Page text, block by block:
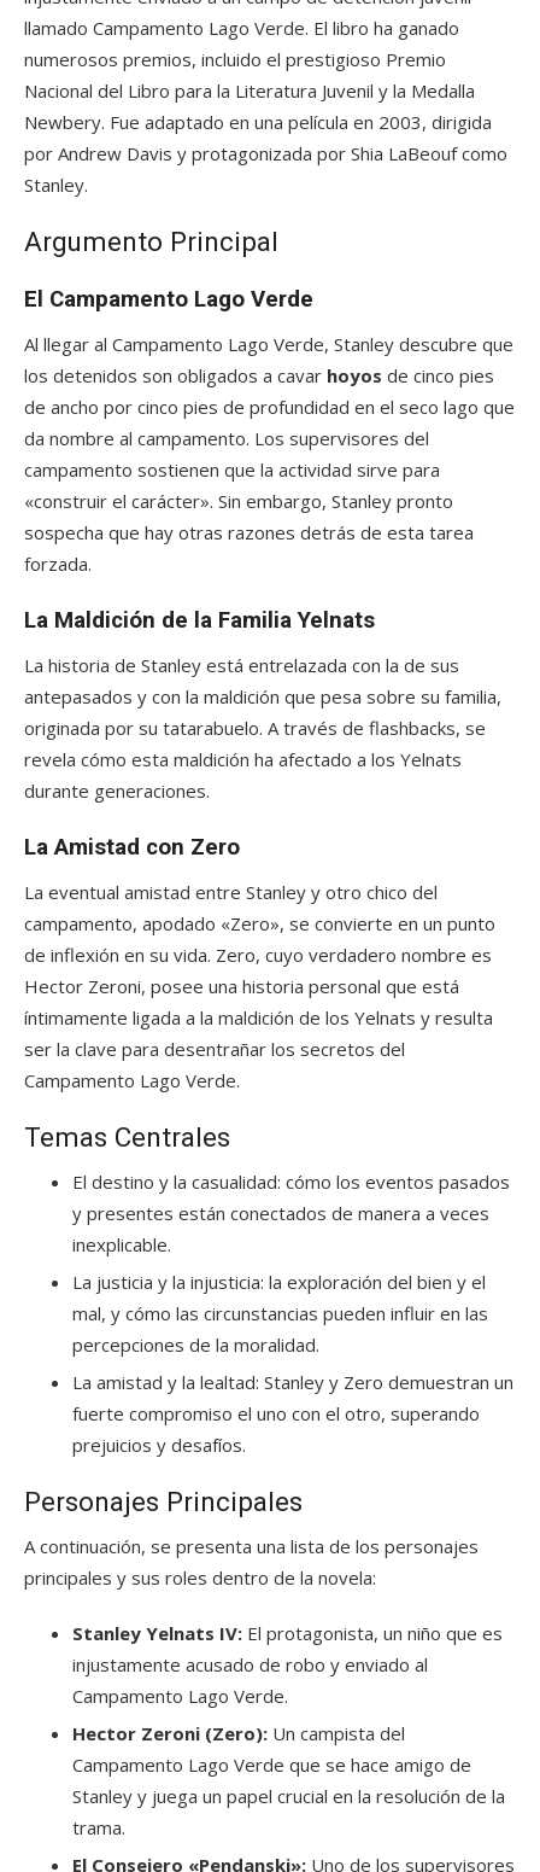
llamado Campamento Lago Verde. El libro ha ganado
numerosos premios, incluido el prestigioso Premio
Nacional del Libro para la Literatura Juvenil y la Medalla
Newbery. Fue adaptado en una película en 2003, dirigida
por Andrew Davis y protagonizada por Shia LaBeouf como
Stanley.
Argumento Principal
El Campamento Lago Verde
Al llegar al Campamento Lago Verde, Stanley descubre que
los detenidos son obligados a cavar hoyos de cinco pies
de ancho por cinco pies de profundidad en el seco lago que
da nombre al campamento. Los supervisores del
campamento sostienen que la actividad sirve para
«construir el carácter». Sin embargo, Stanley pronto
sospecha que hay otras razones detrás de esta tarea
forzada.
La Maldición de la Familia Yelnats
La historia de Stanley está entrelazada con la de sus
antepasados y con la maldición que pesa sobre su familia,
originada por su tatarabuelo. A través de flashbacks, se
revela cómo esta maldición ha afectado a los Yelnats
durante generaciones.
La Amistad con Zero
La eventual amistad entre Stanley y otro chico del
campamento, apodado «Zero», se convierte en un punto
de inflexión en su vida. Zero, cuyo verdadero nombre es
Hector Zeroni, posee una historia personal que está
íntimamente ligada a la maldición de los Yelnats y resulta
ser la clave para desentrañar los secretos del
Campamento Lago Verde.
Temas Centrales
El destino y la casualidad: cómo los eventos pasados
y presentes están conectados de manera a veces
inexplicable.
La justicia y la injusticia: la exploración del bien y el
mal, y cómo las circunstancias pueden influir en las
percepciones de la moralidad.
La amistad y la lealtad: Stanley y Zero demuestran un
fuerte compromiso el uno con el otro, superando
prejuicios y desafíos.
Personajes Principales
A continuación, se presenta una lista de los personajes
principales y sus roles dentro de la novela:
Stanley Yelnats IV: El protagonista, un niño que es
injustamente acusado de robo y enviado al
Campamento Lago Verde.
Hector Zeroni (Zero): Un campista del
Campamento Lago Verde que se hace amigo de
Stanley y juega un papel crucial en la resolución de la
trama.
El Consejero «Pendanski»: Uno de los supervisores